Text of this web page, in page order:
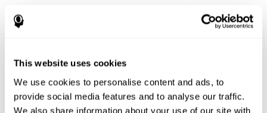
This website uses cookies
We use cookies to personalise content and ads, to
provide social media features and to analyse our traffic.
We also share information about your use of our site with
والمساعدة في تدريب الإدراك السمعي. رأى الفرصة لإنشاء لعبة تنتقل
المستخدمين للألعاب الكلاسيكية وإدخال نهج جديد عند اللعب. العثور عن
الحيوان الأليف" مهاراتي المعرفية؟
إنّ استخدام الألعاب مثل العثور عن الحيوان الأليف لكوجنيفيت ينبّه نمط